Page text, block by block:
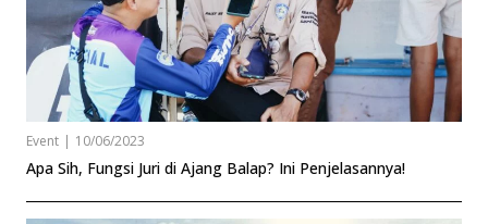
Event | 10/06/2023
Apa Sih, Fungsi Juri di Ajang Balap? Ini Penjelasannya!